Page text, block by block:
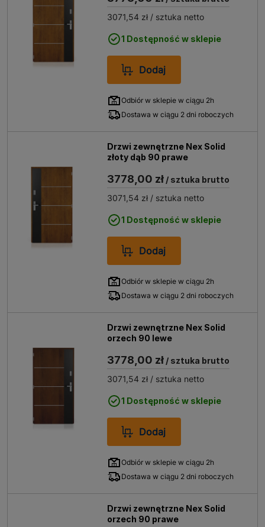
3071,54 zł / sztuka netto
1 Dostępność w sklepie
Dodaj
Odbiór w sklepie w ciągu 2h
Dostawa w ciągu 2 dni roboczych
Drzwi zewnętrzne Nex Solid
złoty dąb 90 prawe
3778,00 zł / sztuka brutto
3071,54 zł / sztuka netto
1 Dostępność w sklepie
Dodaj
Odbiór w sklepie w ciągu 2h
Dostawa w ciągu 2 dni roboczych
Drzwi zewnętrzne Nex Solid
orzech 90 lewe
3778,00 zł / sztuka brutto
3071,54 zł / sztuka netto
1 Dostępność w sklepie
Dodaj
Odbiór w sklepie w ciągu 2h
Dostawa w ciągu 2 dni roboczych
Drzwi zewnętrzne Nex Solid
orzech 90 prawe